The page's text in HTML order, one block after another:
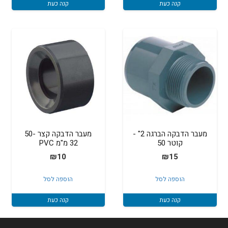
קנה כעת קנה כעת
מעבר הדבקה הברגה 2" -
קוטר 50
₪15
הוספה לסל
קנה כעת
מעבר הדבקה קצר 50-
32 מ"מ PVC
₪10
הוספה לסל
קנה כעת